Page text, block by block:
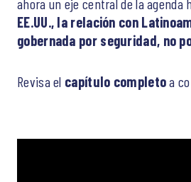
ahora un eje central de la agenda
EE.UU., la relación con
gobernada por seguridad, no
Revisa el capítulo completoa